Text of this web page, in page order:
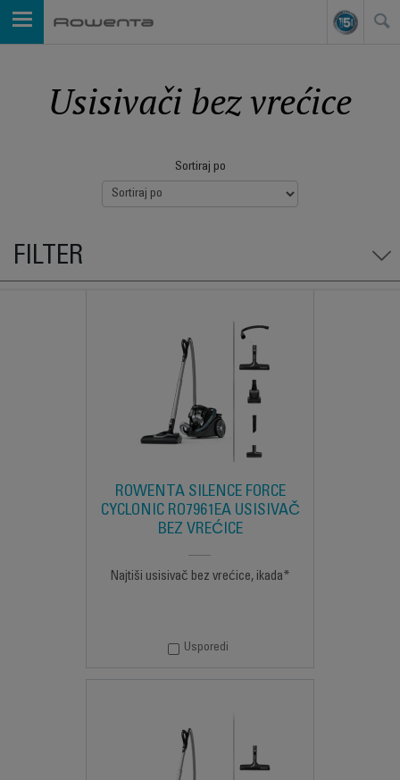
Usisivači bez vrećice
Sortiraj po
FILTER
ROWENTA SILENCE FORCE
CYCLONIC RO7961EA USISIVAČ
BEZ VREĆICE
Najtiši usisivač bez vrećice, ikada*
Usporedi